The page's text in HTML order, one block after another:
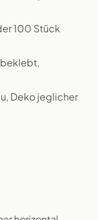
100 Stück
beklebt,
Deko jeglicher